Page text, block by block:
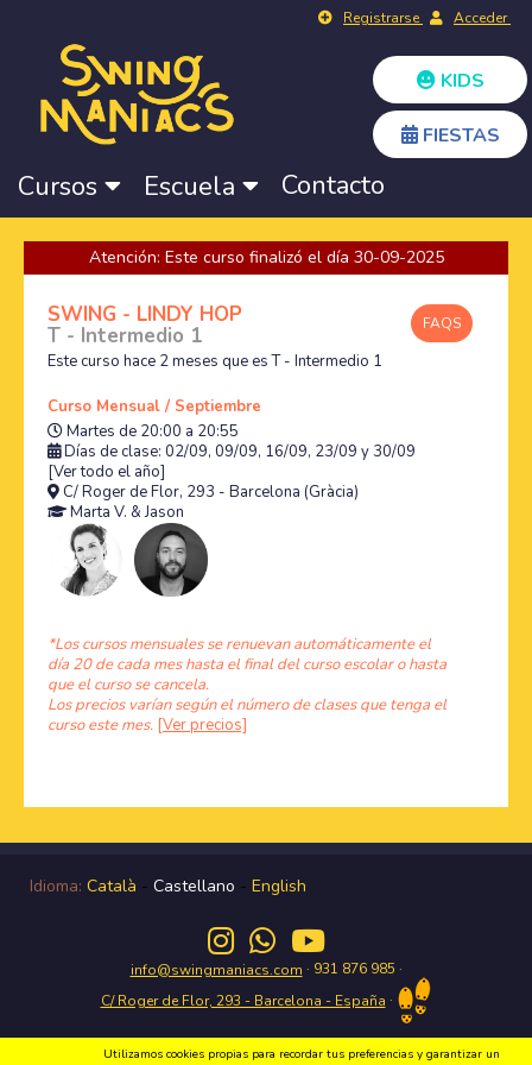
Registrarse Acceder
KIDS
FIESTAS
Cursos Escuela Contacto
Atención: Este curso finalizó el día 30-09-2025
FAQS
SWING - LINDY HOP
T - Intermedio 1
Este curso hace 2 meses que es T - Intermedio 1
Curso Mensual / Septiembre
Martes de 20:00 a 20:55
Días de clase: 02/09, 09/09, 16/09, 23/09 y 30/09
[Ver todo el año]
C/ Roger de Flor, 293 - Barcelona (Gràcia)
Marta V. &Jason
*Los cursos mensuales se renuevan automáticamente el
día 20 de cada mes hasta el final del curso escolar o hasta
que el curso se cancela.
Los precios varían según el número de clases que tenga el
curso este mes. [Ver precios]
Idioma: Català - Castellano - English
info@swingmaniacs.com · 931 876 985 ·
C/ Roger de Flor, 293 - Barcelona - España ·
Utilizamos cookies propias para recordar tus preferencias y garantizar un